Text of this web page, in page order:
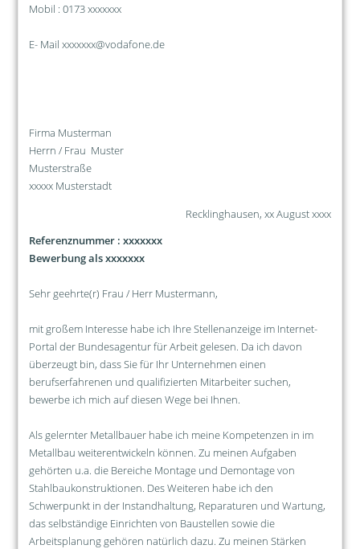
Mobil : 0173 xxxxxxx
E- Mail xxxxxxx@vodafone.de
Firma Musterman
Herrn / Frau Muster
Musterstraße
xxxxx Musterstadt
Recklinghausen, xx August xxxx
Referenznummer : xxxxxxx
Bewerbung als xxxxxxx
Sehr geehrte(r) Frau / Herr Mustermann,
mit großem Interesse habe ich Ihre Stellenanzeige im Internet-
Portal der Bundesagentur für Arbeit gelesen. Da ich davon
überzeugt bin, dass Sie für Ihr Unternehmen einen
berufserfahrenen und qualifizierten Mitarbeiter suchen,
bewerbe ich mich auf diesen Wege bei Ihnen.
Als gelernter Metallbauer habe ich meine Kompetenzen in im
Metallbau weiterentwickeln können. Zu meinen Aufgaben
gehörten u.a. die Bereiche Montage und Demontage von
Stahlbaukonstruktionen. Des Weiteren habe ich den
Schwerpunkt in der Instandhaltung, Reparaturen und Wartung,
das selbständige Einrichten von Baustellen sowie die
Arbeitsplanung gehören natürlich dazu. Zu meinen Stärken